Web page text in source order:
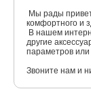
Мы рады
комфортного и
В нашем
другие
параметров
Звоните нам и